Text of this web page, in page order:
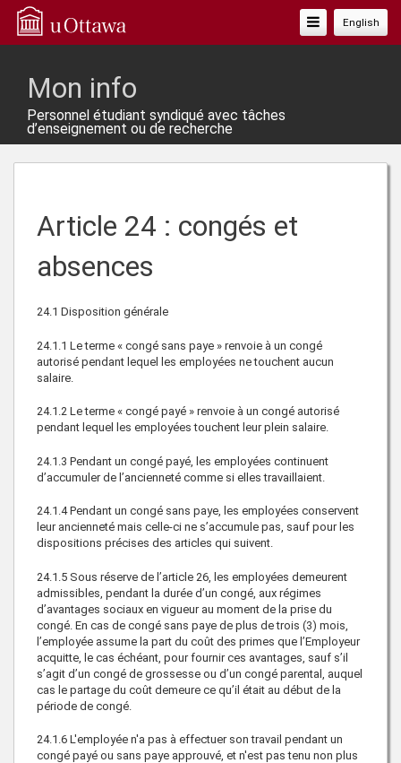
English
Basculer
La
Mon info
Personnel étudiant syndiqué avec tâches
d’enseignement ou de recherche
Article 24 : congés et
absences
24.1 Disposition générale
24.1.1 Le terme « congé sans paye » renvoie à un congé
autorisé pendant lequel les employées ne touchent aucun
salaire.
24.1.2 Le terme « congé payé » renvoie à un congé autorisé
pendant lequel les employées touchent leur plein salaire.
24.1.3 Pendant un congé payé, les employées continuent
d’accumuler de l’ancienneté comme si elles travaillaient.
24.1.4Pendant un congé sans paye, les employées conservent
leur ancienneté mais celle-ci ne s’accumule pas, sauf pour les
dispositions précises des articles qui suivent.
24.1.5 Sous réserve de l’article 26, les employées demeurent
admissibles, pendant la durée d’un congé, aux régimes
d’avantages sociaux en vigueur au moment de la prise du
congé. En cas de congé sans paye de plus de trois (3) mois,
l’employée assume la part du coût des primes que l’Employeur
acquitte, le cas échéant, pour fournir ces avantages, sauf s’il
s’agit d’un congé de grossesse ou d’un congé parental, auquel
cas le partage du coût demeure ce qu’il était au début de la
période de congé.
24.1.6 L'employée n'a pas à effectuer son travail pendant un
congé payé ou sans paye approuvé, et n'est pas tenu non plus